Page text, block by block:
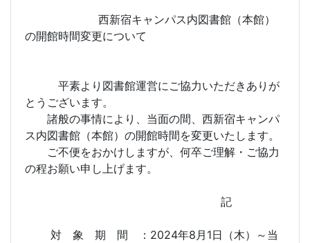
西新宿キャンパス内図書館（本館）
の開館時間変更について
平素より図書館運営にご協力いただきありが
とうございます。
諸般の事情により、当面の間、西新宿キャンパ
ス内図書館（本館）の開館時間を変更いたします。
ご不便をおかけしますが、何卒ご理解・ご協力
の程お願い申し上げます。
記
対 象 期 間 ：2024年8月1日（木）～当